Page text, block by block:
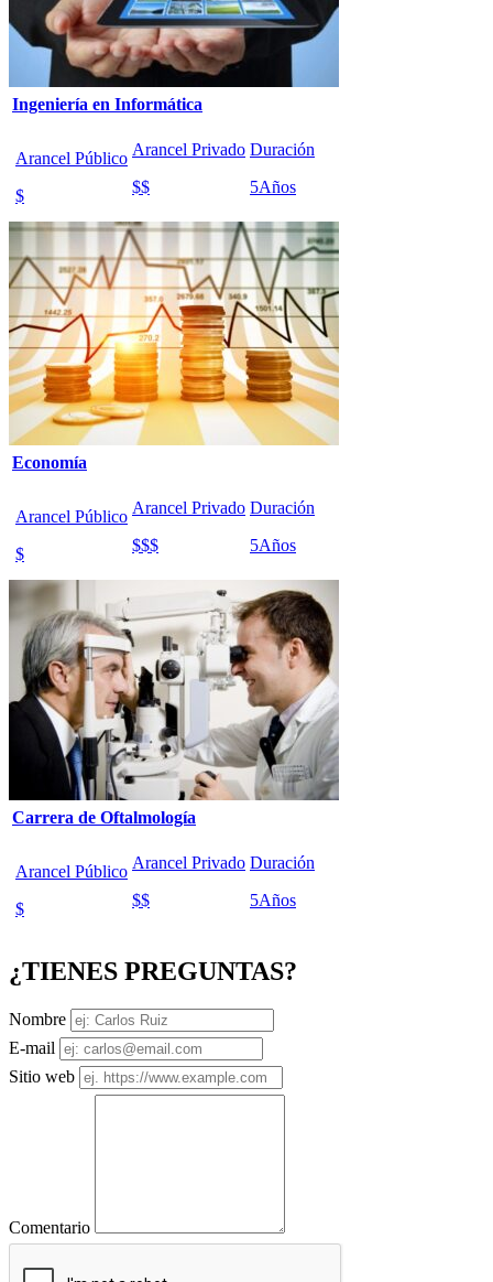
Ingeniería en Informática
Arancel Público
$
Arancel Privado
$$
Duración
5Años
Economía
Arancel Público
$
Arancel Privado
$$$
Duración
5Años
Carrera de Oftalmología
Arancel Público
$
Arancel Privado
$$
Duración
5Años
¿TIENES PREGUNTAS?
Nombre
E-mail
Sitio web
Comentario